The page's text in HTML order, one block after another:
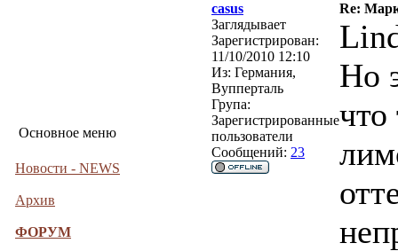
Основное меню
Новости - NEWS
Архив
ФОРУМ
casus
Re:
Заглядывает
Зарегистрирован:
11/10/2010 12:10
Из: Германия,
Вупперталь
Група:
Зарегистрированные
пользователи
Сообщений: 23
Но
что